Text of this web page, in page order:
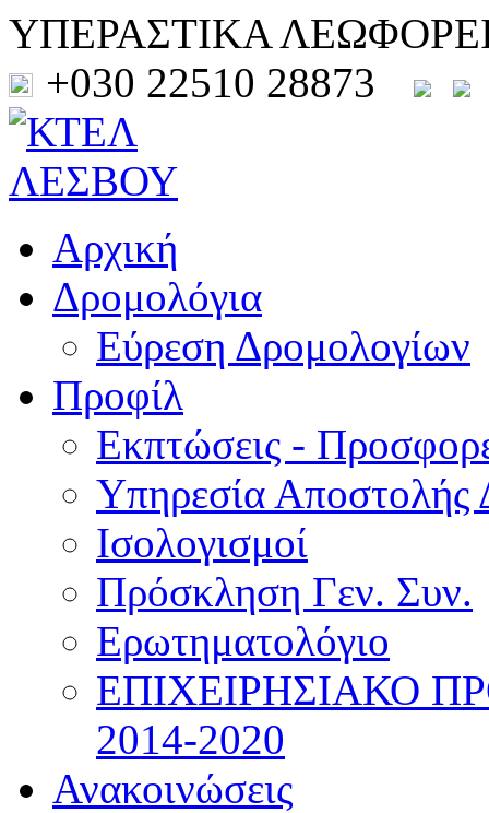
ΥΠΕΡΑΣΤΙΚΑ
+030 22510 28873
Αρχική
Δρομολόγια
Εύρεση Δρομολογίων
Προφίλ
Εκπτώσεις -
Υπηρεσία Αποστολής
Ισολογισμοί
Πρόσκληση Γεν. Συν.
Ερωτηματολόγιο
ΕΠΙΧΕΙΡΗΣΙΑΚΟ
2014-2020
Ανακοινώσεις